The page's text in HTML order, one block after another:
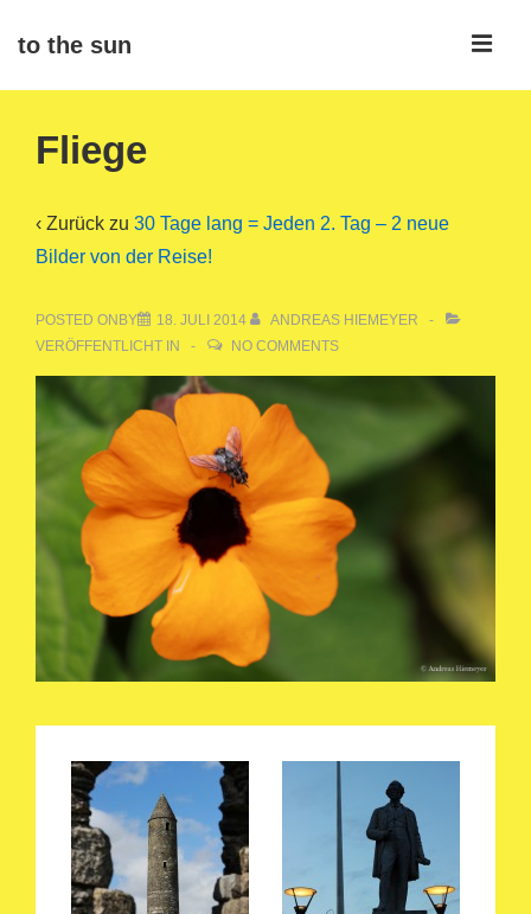
Zumto the sun
Navigation
Fliege
‹ Zurück zu 30 Tage lang = Jeden 2. Tag – 2 neue
Bilder von der Reise!
POSTED ONBY 18. JULI 2014
ANDREAS HIEMEYER
VERÖFFENTLICHT IN
NO COMMENTS